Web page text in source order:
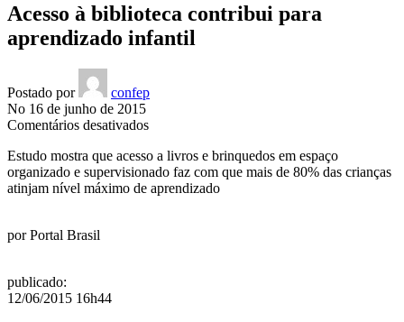
Acesso à biblioteca contribui para
aprendizado infantil
Postado por
confep
No 16 de junho de 2015
Comentários desativadosem
à
biblioteca
contribui
Estudo mostra que acesso a livros e brinquedos em espaço
organizado e supervisionado faz com que mais de 80% das crianças
atinjam nível máximo de aprendizado
porPortal Brasil
publicado:
12/06/2015 16h44